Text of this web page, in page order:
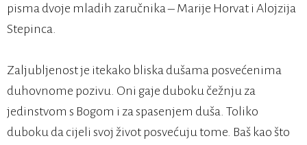
pisma dvoje mladih zaručnika – Marije Horvat i Alojzija
Stepinca.
Zaljubljenost je itekako bliska dušama posvećenima
duhovnome pozivu. Oni gaje duboku čežnju za
jedinstvom s Bogom i za spasenjem duša. Toliko
duboku da cijeli svoj život posvećuju tome. Baš kao što